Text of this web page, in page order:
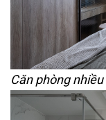
Căn phòng